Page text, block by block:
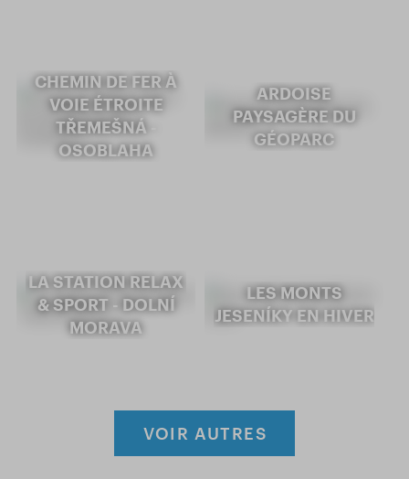
CHEMIN DE FER À
VOIE ÉTROITE
TŘEMEŠNÁ -
OSOBLAHA
ARDOISE
PAYSAGÈRE DU
GÉOPARC
LA STATION RELAX
& SPORT - DOLNÍ
MORAVA
LES MONTS
JESENÍKY EN HIVER
VOIR AUTRES